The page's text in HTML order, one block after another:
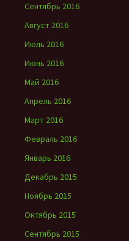
Сентябрь 2016
Август 2016
Июль 2016
Июнь 2016
Май 2016
Апрель 2016
Март 2016
Февраль 2016
Январь 2016
Декабрь 2015
Ноябрь 2015
Октябрь 2015
Сентябрь 2015